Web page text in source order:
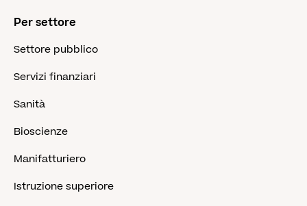
Per settore
Settore pubblico
Servizi finanziari
Sanità
Bioscienze
Manifatturiero
Istruzione superiore